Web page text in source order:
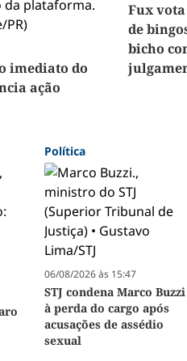
imediato do
ação
Fux
de
bicho
Política
06/08/2026 às 15:47
STJ condena Marco Buzzi
à perda do cargo após
acusações de assédio
sexual